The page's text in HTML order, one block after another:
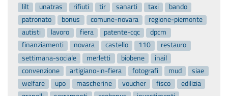
lilt
unatras rifiuti tir sanarti taxi
bando
patronato
bonus comune-novara
regione-piemonte
autisti
lavoro fiera patente-cqc
dpcm
finanziamenti
novara castello 110
restauro
settimana-sociale
merletti biobene
inail
convenzione
artigiano-in-fiera fotografi mud
siae
welfare
upo mascherine voucher fisco
edilizia